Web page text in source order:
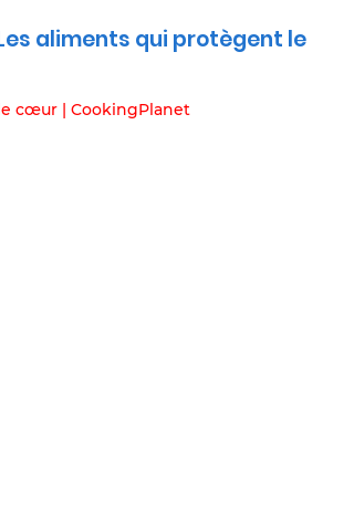
aliments qui protègent le
cœur | CookingPlanet